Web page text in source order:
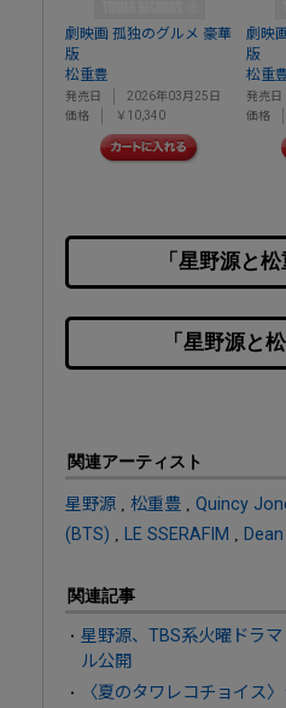
劇映画 孤独のグルメ 豪華
版
松重豊
発売日
2026年03月25日
価格
￥10,340
劇映
版
松重
発売日
価格
「星野源と
「星野源と
関連アーティスト
星野源 , 松重豊 , Quincy
(BTS) , LE SSERAFIM ,
関連記事
星野源、TBS系火曜ドラ
ル公開
〈夏のタワレコチョイス